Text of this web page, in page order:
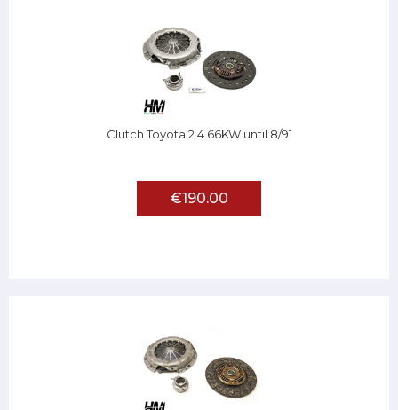
Clutch Toyota 2.4 66KW until 8/91
€190.00